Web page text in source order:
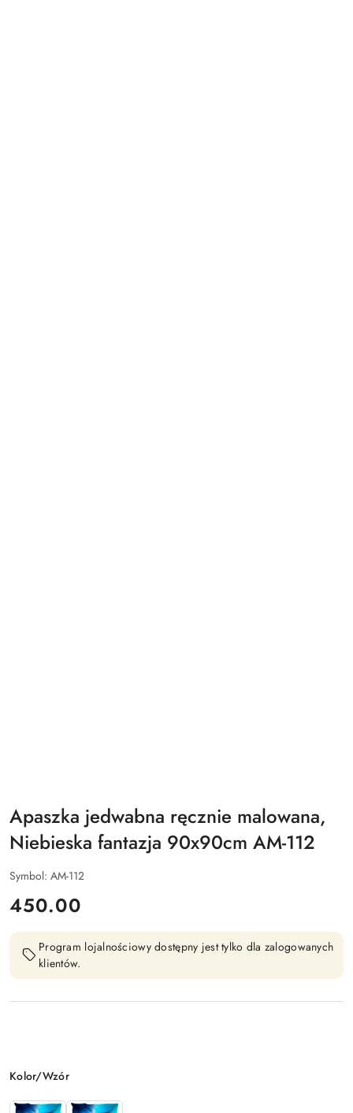
Apaszka jedwabna ręcznie malowana,
Niebieska fantazja 90x90cm AM-112
Symbol: AM-112
cena:
450.00
Program lojalnościowy dostępny jest tylko dla zalogowanych
klientów.
Wariant
Kolor/Wzór